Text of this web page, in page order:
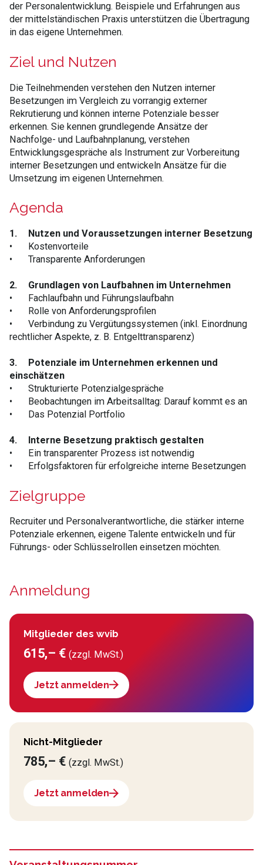
der Personalentwicklung. Beispiele und Erfahrungen aus
der mittelständischen Praxis unterstützen die Übertragung
in das eigene Unternehmen.
Ziel und Nutzen
Die Teilnehmenden verstehen den Nutzen interner
Besetzungen im Vergleich zu vorrangig externer
Rekrutierung und können interne Potenziale besser
erkennen. Sie kennen grundlegende Ansätze der
Nachfolge- und Laufbahnplanung, verstehen
Entwicklungsgespräche als Instrument zur Vorbereitung
interner Besetzungen und entwickeln Ansätze für die
Umsetzung im eigenen Unternehmen.
Agenda
1.
Nutzen und Voraussetzungen interner Besetzung
•
Kostenvorteile
•
Transparente Anforderungen
2.
Grundlagen von Laufbahnen im Unternehmen
•
Fachlaufbahn und Führungslaufbahn
•
Rolle von Anforderungsprofilen
•
Verbindung zu Vergütungssystemen (inkl. Einordnung
rechtlicher Aspekte, z. B. Entgelttransparenz)
3.
Potenziale im Unternehmen erkennen und
einschätzen
•
Strukturierte Potenzialgespräche
•
Beobachtungen im Arbeitsalltag: Darauf kommt es an
•
Das Potenzial Portfolio
4.
Interne Besetzung praktisch gestalten
•
Ein transparenter Prozess ist notwendig
•
Erfolgsfaktoren für erfolgreiche interne Besetzungen
Zielgruppe
Recruiter und Personalverantwortliche, die stärker interne
Potenziale erkennen, eigene Talente entwickeln und für
Führungs- oder Schlüsselrollen einsetzen möchten.
Anmeldung
Mitglieder des wvib
615,– €(zzgl. MwSt.)
Jetzt anmelden
Nicht-Mitglieder
785,– €(zzgl. MwSt.)
Jetzt anmelden